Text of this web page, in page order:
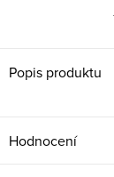
Popis produktu
Hodnocení